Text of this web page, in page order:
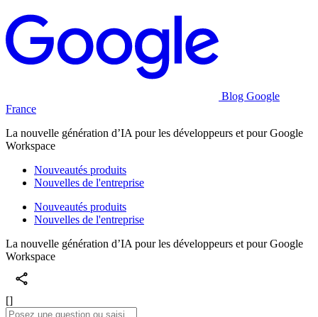
Blog Google
France
La nouvelle génération d’IA pour les développeurs et pour Google
Workspace
Nouveautés produits
Nouvelles de l'entreprise
Nouveautés produits
Nouvelles de l'entreprise
La nouvelle génération d’IA pour les développeurs et pour Google
Workspace
[]